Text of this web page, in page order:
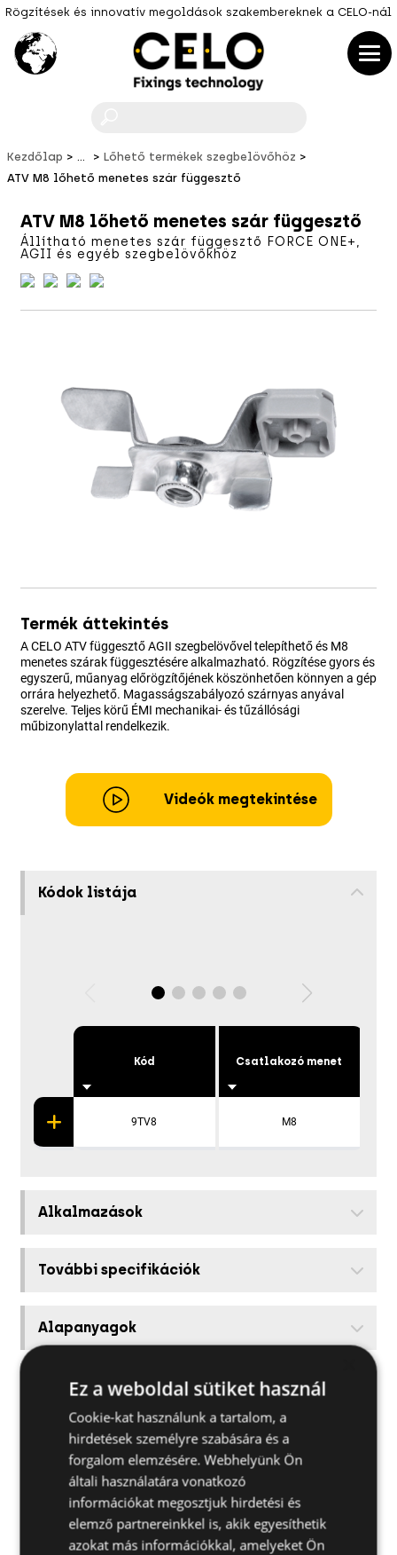
Rögzítések és innovatív megoldások szakembereknek a CELO-nál
Kezdőlap ...
Lőhető termékek szegbelövőhöz
ATV M8 lőhető menetes szár függesztő
ATV M8 lőhető menetes szár függesztő
Állítható menetes szár függesztő FORCE ONE+,
AGII és egyéb szegbelövőkhöz
Termék áttekintés
A CELO ATV függesztő AGII szegbelövővel telepíthető és M8
menetes szárak függesztésére alkalmazható. Rögzítése gyors és
egyszerű, műanyag előrögzítőjének köszönhetően könnyen a gép
orrára helyezhető. Magasságszabályozó szárnyas anyával
szerelve. Teljes körű ÉMI mechanikai- és tűzállósági
műbizonylattal rendelkezik.
Videók megtekintése
Kódok listája
Kód
9TV8
Csatlakozó menet
M8
Alkalmazások
További specifikációk
Alapanyagok
Kapcsolódó termékek
Telepítési útmutató
Hasznos tanácsok
Ez a weboldal sütiket használ
Cookie-kat használunk a tartalom, a
hirdetések személyre szabására és a
forgalom elemzésére. Webhelyünk Ön
általi használatára vonatkozó
információkat megosztjuk hirdetési és
elemző partnereinkkel is, akik egyesíthetik
azokat más információkkal, amelyeket Ön